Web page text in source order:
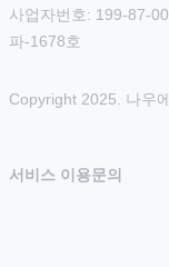
사업자번호: 199-87-
파-1678호
Copyright 2025. 나우
서비스 이용문의